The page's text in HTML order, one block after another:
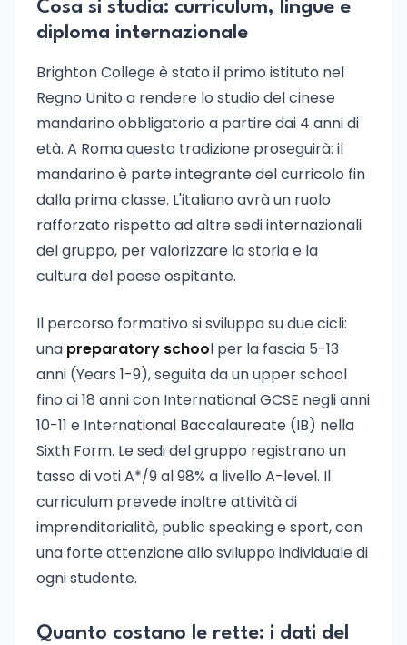
Cosa si studia: curriculum, lingue e
diploma internazionale
Brighton College è stato il primo istituto nel
Regno Unito a rendere lo studio del cinese
mandarino obbligatorio a partire dai 4 anni di
età. A Roma questa tradizione proseguirà: il
mandarino è parte integrante del curricolo fin
dalla prima classe. L'italiano avrà un ruolo
rafforzato rispetto ad altre sedi internazionali
del gruppo, per valorizzare la storia e la
cultura del paese ospitante.
Il percorso formativo si sviluppa su due cicli:
una preparatory school per la fascia 5-13
anni (Years 1-9), seguita da un upper school
fino ai 18 anni con International GCSE negli anni
10-11 e International Baccalaureate (IB) nella
Sixth Form. Le sedi del gruppo registrano un
tasso di voti A*/9 al 98% a livello A-level. Il
curriculum prevede inoltre attività di
imprenditorialità, public speaking e sport, con
una forte attenzione allo sviluppo individuale di
ogni studente.
Quanto costano le rette: i dati del